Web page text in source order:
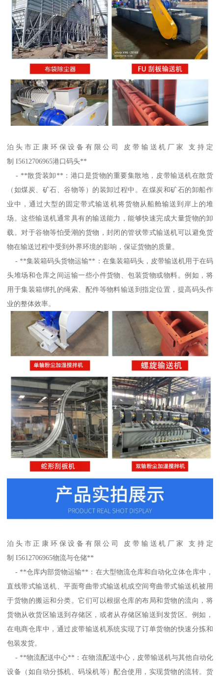
泊头市正康环保设备有限公司 皮带输送机厂家 支持定
制 I5612706965港口码头**
- **散货装卸**：港口是货物的重要集散地，皮带输送机在散货
（如煤炭、矿石、谷物等）的装卸过程中。在煤炭和矿石的卸船作
业中，通过大型的固定带式输送机将货物从船舱输送到岸上的堆
场。这些输送机通常具有的输送能力，能够快速完成大量货物的卸
载。对于谷物等怕受潮的货物，封闭的管状带式输送机可以避免货
物在输送过程中受到外界环境的影响，保证货物的质量。
- **集装箱码头货物运输**：在集装箱码头，皮带输送机用于在码
头堆场和仓库之间运输一些小件货物、包装货物或物料。例如，将
用于集装箱绑扎的绳索、配件等物料输送到指定位置，提高码头作
业的整体效率。
泊头市正康环保设备有限公司 皮带输送机厂家 支持定
制 I5612706965物流与仓储**
- **仓库内部货物运输**：在大型物流仓库和自动化立体仓库中，
直线带式输送机、平面弯曲带式输送机或空间弯曲带式输送机被用
于货物的搬运和分类。它们可以根据仓库的布局和货物的流向，将
货物从收货区输送到存储区，或者从存储区输送到发货区。例如，
在电商仓库中，通过皮带输送机系统实现了订单货物的快速分拣和
包装发货。
- **物流配送中心**：在物流配送中心，皮带输送机与其他自动化
设备（如自动分拣机、码垛机等）配合使用，实现货物的流转。货